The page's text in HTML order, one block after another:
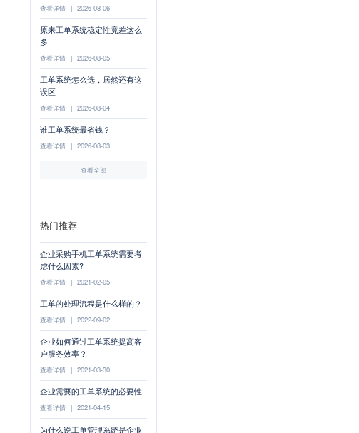
查看详情 | 2026-08-06
原来工单系统稳定性竟差这么
多
查看详情 | 2026-08-05
工单系统怎么选，居然还有这
误区
查看详情 | 2026-08-04
谁工单系统最省钱？
查看详情 | 2026-08-03
查看全部
热门推荐
企业采购手机工单系统需要考
虑什么因素?
查看详情 | 2021-02-05
工单的处理流程是什么样的？
查看详情 | 2022-09-02
企业如何通过工单系统提高客
户服务效率？
查看详情 | 2021-03-30
企业需要的工单系统的必要性!
查看详情 | 2021-04-15
为什么说工单管理系统是企业